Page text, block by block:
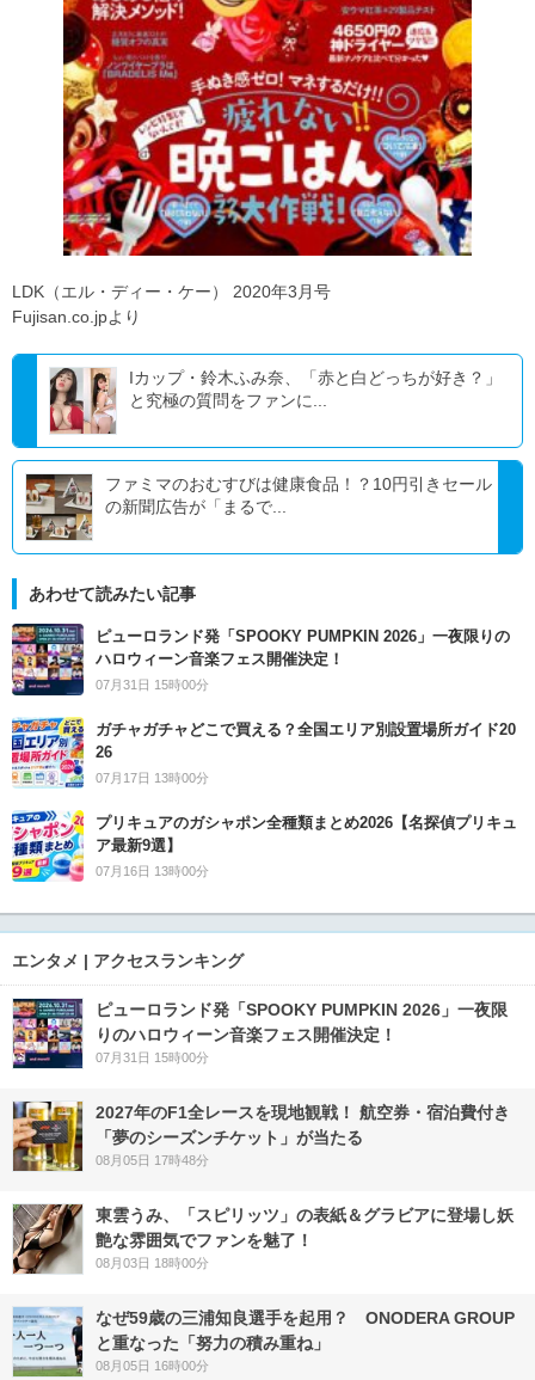
LDK（エル・ディー・ケー） 2020年3月号
Fujisan.co.jpより
Iカップ・鈴木ふみ奈、「赤と白どっちが好き？」
と究極の質問をファンに...
ファミマのおむすびは健康食品！？10円引きセール
の新聞広告が「まるで...
あわせて読みたい記事
ピューロランド発「SPOOKY PUMPKIN 2026」一夜限りの
ハロウィーン音楽フェス開催決定！
07月31日 15時00分
ガチャガチャどこで買える？全国エリア別設置場所ガイド20
26
07月17日 13時00分
プリキュアのガシャポン全種類まとめ2026【名探偵プリキュ
ア最新9選】
07月16日 13時00分
エンタメ | アクセスランキング
ピューロランド発「SPOOKY PUMPKIN 2026」一夜限
りのハロウィーン音楽フェス開催決定！
07月31日 15時00分
2027年のF1全レースを現地観戦！ 航空券・宿泊費付き
「夢のシーズンチケット」が当たる
08月05日 17時48分
東雲うみ、「スピリッツ」の表紙＆グラビアに登場し妖
艶な雰囲気でファンを魅了！
08月03日 18時00分
なぜ59歳の三浦知良選手を起用？ ONODERA GROUP
と重なった「努力の積み重ね」
08月05日 16時00分